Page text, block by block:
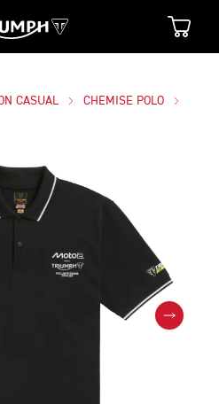
CASUAL
CHEMISE POLO